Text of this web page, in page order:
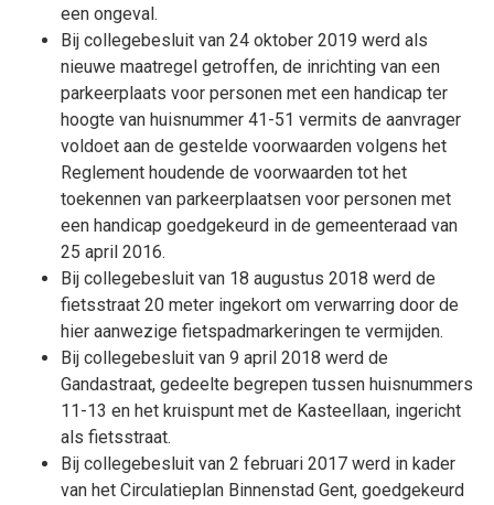
een ongeval.
Bij collegebesluit van 24 oktober 2019 werd als
nieuwe maatregel getroffen, de inrichting van een
parkeerplaats voor personen met een handicap ter
hoogte van huisnummer 41-51 vermits de aanvrager
voldoet aan de gestelde voorwaarden volgens het
Reglement houdende de voorwaarden tot het
toekennen van parkeerplaatsen voor personen met
een handicap goedgekeurd in de gemeenteraad van
25 april 2016.
Bij collegebesluit van 18 augustus 2018 werd de
fietsstraat 20 meter ingekort om verwarring door de
hier aanwezige fietspadmarkeringen te vermijden.
Bij collegebesluit van 9 april 2018 werd de
Gandastraat, gedeelte begrepen tussen huisnummers
11-13 en het kruispunt met de Kasteellaan, ingericht
als fietsstraat.
Bij collegebesluit van 2 februari 2017 werd in kader
van het Circulatieplan Binnenstad Gent, goedgekeurd